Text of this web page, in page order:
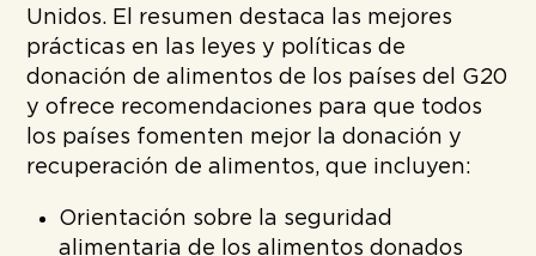
Unidos. El resumen destaca las mejores
prácticas en las leyes y políticas de
donación de alimentos de los países del G20
y ofrece recomendaciones para que todos
los países fomenten mejor la donación y
recuperación de alimentos, que incluyen:
Orientación sobre la seguridad
alimentaria de los alimentos donados